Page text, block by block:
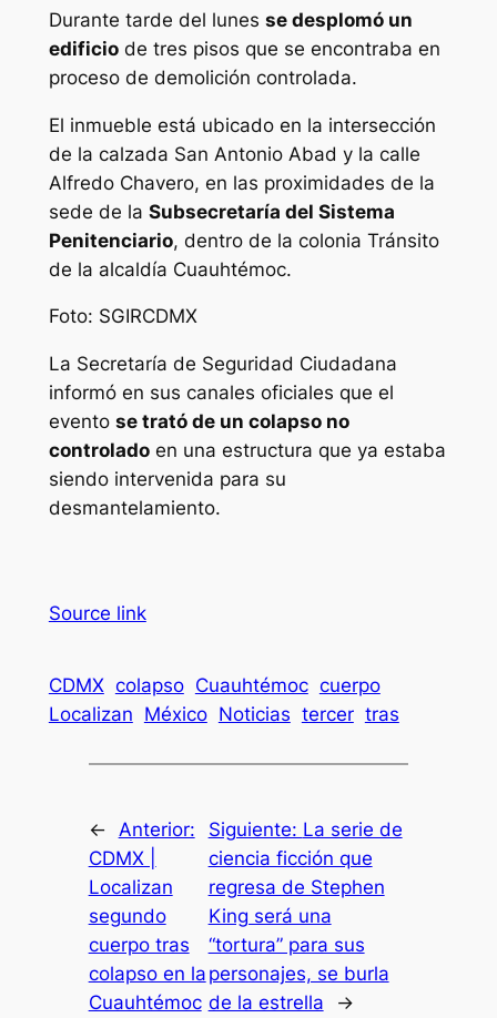
Durante tarde del lunes se desplomó un
edificiode tres pisos que se encontraba en
proceso de demolición controlada.
El inmueble está ubicado en la intersección
de la calzada San Antonio Abad y la calle
Alfredo Chavero, en las proximidades de la
sede de la Subsecretaría del Sistema
Penitenciario, dentro de la colonia Tránsito
de la alcaldía Cuauhtémoc.
Foto: SGIRCDMX
La Secretaría de Seguridad Ciudadana
informó en sus canales oficiales que el
evento se trató de un colapso no
controladoen una estructura que ya estaba
siendo intervenida para su
desmantelamiento.
Source link
CDMX colapso Cuauhtémoc cuerpo
Localizan México Noticias tercer tras
←
Anterior:
CDMX |
Localizan
segundo
cuerpo tras
colapso en la
Cuauhtémoc
Siguiente: La serie de
ciencia ficción que
regresa de Stephen
King será una
“tortura” para sus
personajes, se burla
de la estrella
→